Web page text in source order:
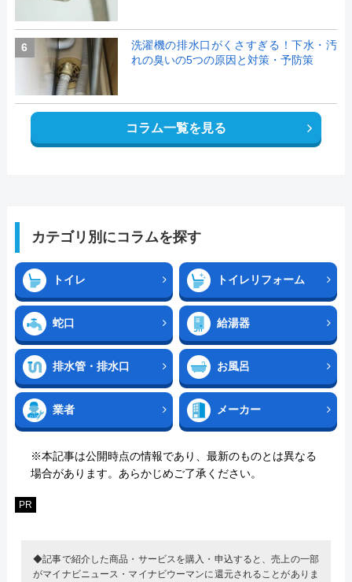
6
洗濯機の排水口がくさすぎる！下水・汚
れの臭いの5つの原因と対策・予防策
コラム一覧を見る
カテゴリ別にコラムを探す
トイレ トイレリフォーム
蛇口 給湯器
排水管・排水口 お風呂
業者 メーカー
※本記事は公開時点の情報であり、最新のものとは異なる
場合があります。あらかじめご了承ください。
PR
◆記事で紹介した商品・サービスを購入・申込すると、売上の一部
がマイナビニュース・マイナビウーマンに還元されることがありま